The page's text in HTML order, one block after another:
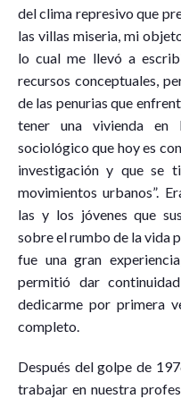
del clima represivo que
las villas miseria, mi
lo cual me llevó a
recursos conceptuales,
de las penurias que
tener una vivienda en
sociológico que hoy es
investigación y que se
movimientos urbanos”.
las y los jóvenes que
sobre el rumbo de la vida
fue una gran
permitió dar
dedicarme por primera
completo.
Después del golpe de
trabajar en nuestra